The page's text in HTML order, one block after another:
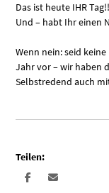
Das ist heute IHR
Und – habt Ihr einen
Wenn nein: seid
Jahr vor – wir haben
Selbstredend auch
Teilen: